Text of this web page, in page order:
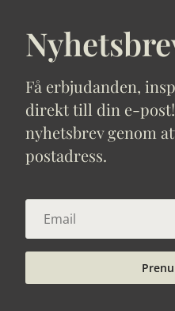
Få erbjudanden,
direkt till din e-
nyhetsbrev genom
postadress.